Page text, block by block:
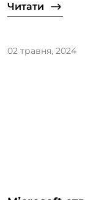
Читати
02 травня, 2024